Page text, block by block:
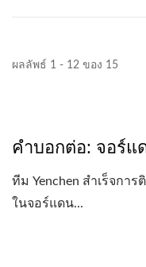
ผลลัพธ์ 1 - 12 ของ 15
คำบอกต่อ: จอร์แ
ทีม Yenchen สำเร็จการ
ในจอร์แดน...